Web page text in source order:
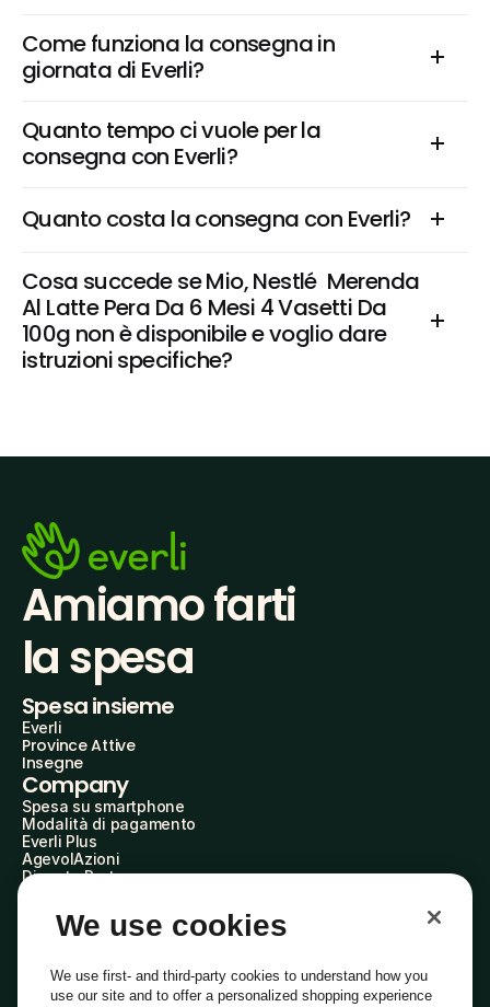
Come funziona la consegna in
giornata di Everli?
Quanto tempo ci vuole per la
consegna con Everli?
Quanto costa la consegna con Everli?
Cosa succede se Mio, Nestlé  Merenda
Al Latte Pera Da 6 Mesi 4 Vasetti Da
100g non è disponibile e voglio dare
istruzioni specifiche?
Amiamo farti
la spesa
Spesa insieme
Everli
Province Attive
Insegne
Company
Spesa su smartphone
Modalità di pagamento
Everli Plus
AgevolAzioni
Diventa Partner
Everli Shoppers
About Us
Everli News
Domande frequenti
We use cookies
We use first- and third-party cookies to understand how you
use our site and to offer a personalized shopping experience